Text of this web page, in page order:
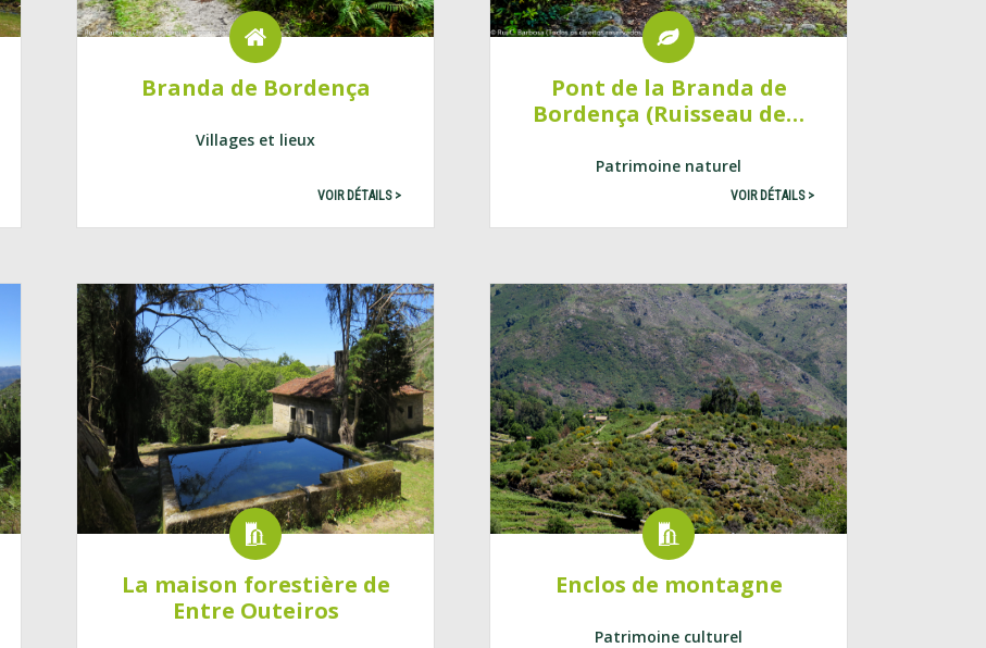
Branda de Bordença
Villages et lieux
VOIR DÉTAILS >
Pont de la Branda de
Bordença (Ruisseau de…
Patrimoine naturel
VOIR DÉTAILS >
La maison forestière de
Entre Outeiros
Enclos de montagne
Patrimoine culturel